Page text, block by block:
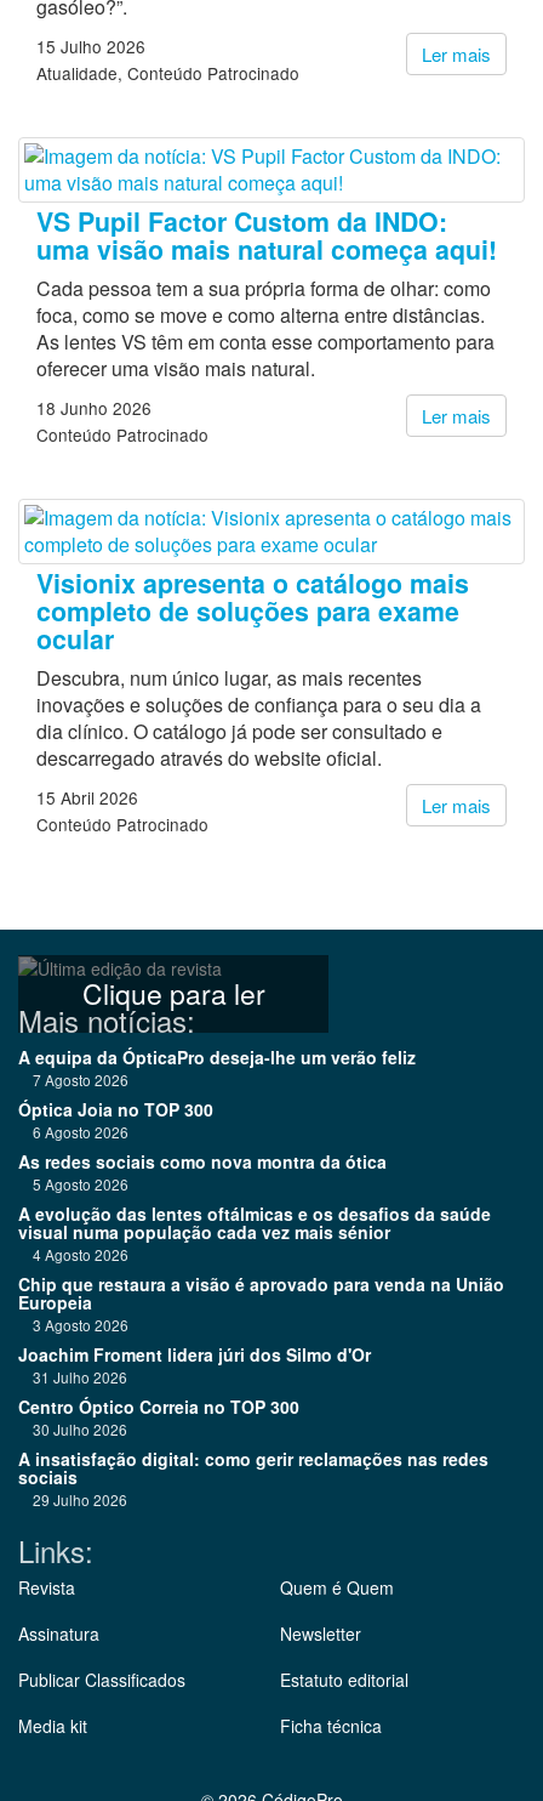
gasóleo?”.
Ler mais
15 Julho 2026
Atualidade Conteúdo Patrocinado
VS Pupil Factor Custom da INDO:
uma visão mais natural começa aqui!
Cada pessoa tem a sua própria forma de olhar: como
foca, como se move e como alterna entre distâncias.
As lentes VS têm em conta esse comportamento para
oferecer uma visão mais natural.
Ler mais
18 Junho 2026
Conteúdo Patrocinado
Visionix apresenta o catálogo mais
completo de soluções para exame
ocular
Descubra, num único lugar, as mais recentes
inovações e soluções de confiança para o seu dia a
dia clínico. O catálogo já pode ser consultado e
descarregado através do website oficial.
Ler mais
15 Abril 2026
Conteúdo Patrocinado
Clique para ler
Mais notícias:
A equipa da ÓpticaPro deseja-lhe um verão feliz
7 Agosto 2026
Óptica Joia no TOP 300
6 Agosto 2026
As redes sociais como nova montra da ótica
5 Agosto 2026
A evolução das lentes oftálmicas e os desafios da saúde
visual numa população cada vez mais sénior
4 Agosto 2026
Chip que restaura a visão é aprovado para venda na União
Europeia
3 Agosto 2026
Joachim Froment lidera júri dos Silmo d'Or
31 Julho 2026
Centro Óptico Correia no TOP 300
30 Julho 2026
A insatisfação digital: como gerir reclamações nas redes
sociais
29 Julho 2026
Links:
Revista
Assinatura
Publicar Classificados
Media kit
Quem é Quem
Newsletter
Estatuto editorial
Ficha técnica